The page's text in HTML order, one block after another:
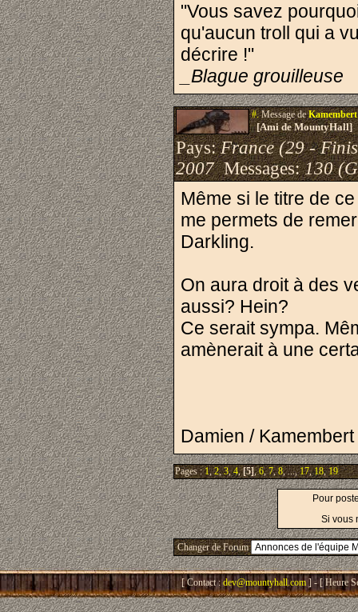
"Vous savez
qu'aucun troll qui a
décrire !"
_Blague grouilleuse
#.Message deKamembert
[Ami de MountyHall]
Pays:France (29 -
2007Messages:130
Même si le titre de
me permets de
Darkling.
On aura droit à des
aussi? Hein?
Ce serait sympa.
amènerait à une
Damien / Kamembert
Pages :1,2,3,4,[5],6,7,8, ...,17,18,19
Pour
Si vous
Changer de Forum
[ Contact : dev@mountyhall.com ] - [ Heure